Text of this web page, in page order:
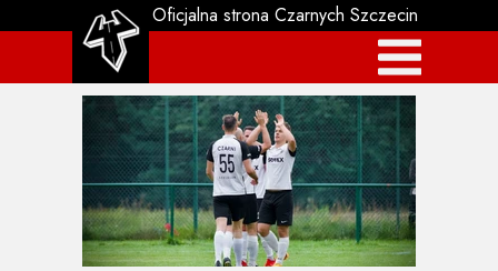
Oficjalna strona Czarnych Szczecin